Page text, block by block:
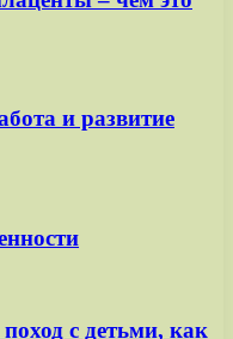
и развитие
с детьми, как